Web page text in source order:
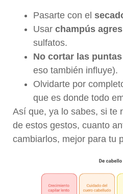
Pasarte con el
Usar champús
sulfatos.
No cortar las puntas
eso también influye).
Olvidarte por
que es donde todo
Así que, ya lo sabes, si te
de estos gestos, cuanto
cambiarlos, mejor para tu